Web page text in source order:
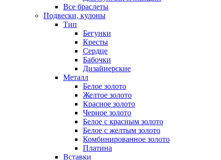
Все браслеты
Подвески, кулоны
Тип
Бегунки
Кресты
Сердце
Бабочки
Дизайнерские
Металл
Белое золото
Желтое золото
Красное золото
Черное золото
Белое с красным золото
Белое с желтым золото
Комбинированное золото
Платина
Вставки